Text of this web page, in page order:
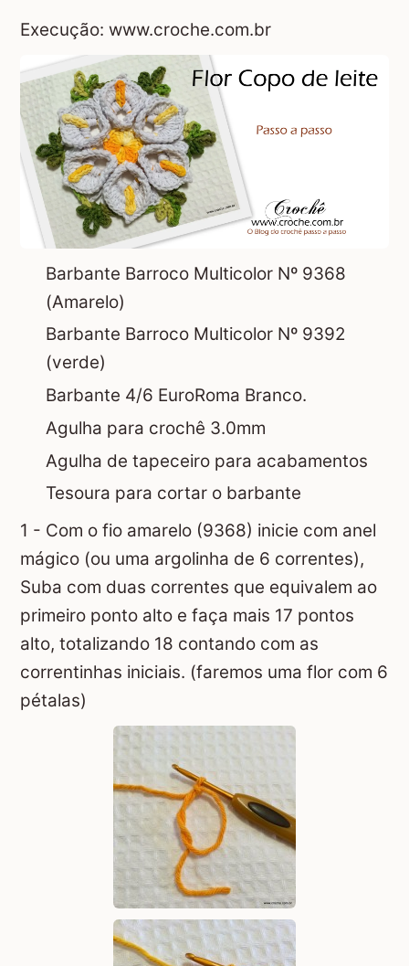
Execução: www.croche.com.br
Barbante Barroco Multicolor Nº 9368
(Amarelo)
Barbante Barroco Multicolor Nº 9392
(verde)
Barbante 4/6 EuroRoma Branco.
Agulha para crochê 3.0mm
Agulha de tapeceiro para acabamentos
Tesoura para cortar o barbante
1 - Com o fio amarelo (9368) inicie com anel
mágico (ou uma argolinha de 6 correntes),
Suba com duas correntes que equivalem ao
primeiro ponto alto e faça mais 17 pontos
alto, totalizando 18 contando com as
correntinhas iniciais. (faremos uma flor com 6
pétalas)